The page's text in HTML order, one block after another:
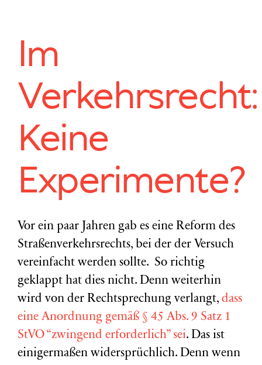
Im
Verkehrsrecht:
Keine
Experimente?
Vor ein paar Jahren gab es eine Reform des
Straßenverkehrsrechts, bei der der Versuch
vereinfacht werden sollte. So richtig
geklappt hat dies nicht. Denn weiterhin
wird von der Rechtsprechung verlangt,dass
eine Anordnung gemäß § 45 Abs. 9 Satz 1
StVO “zwingend erforderlich” sei. Das ist
einigermaßen widersprüchlich. Denn wenn